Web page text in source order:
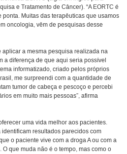
e Tratamento de Câncer). “A EORTC é
Muitas das terapêuticas que usamos
oncologia, vêm de pesquisas desse
a mesma pesquisa realizada na
a diferença de que aqui seria possível
informatizado, criado pelos próprios
me surpreendi com a quantidade de
tumor de cabeça e pescoço e percebi
em muito mais pessoas”, afirma
uma vida melhor aos pacientes.
resultados parecidos com
o paciente vive com a droga A ou com a
O que muda não é o tempo, mas como o